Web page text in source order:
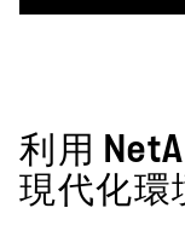
利用
現代化環